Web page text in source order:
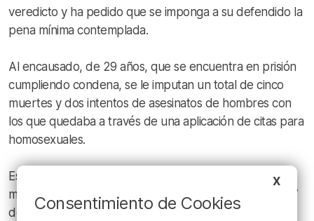
veredicto y ha pedido que se imponga a su defendido la
pena mínima contemplada.
Al encausado, de 29 años, que se encuentra en prisión
cumpliendo condena, se le imputan un total de cinco
muertes y dos intentos de asesinatos de hombres con
los que quedaba a través de una aplicación de citas para
homosexuales.
Este ya fue condenado en junio de 2025 a 25 años y
medio de prisión por asesinar a un varón en Bilbao el 17
de octubre de 2021. Con anterioridad se le impuso
X
Consentimiento de Cookies